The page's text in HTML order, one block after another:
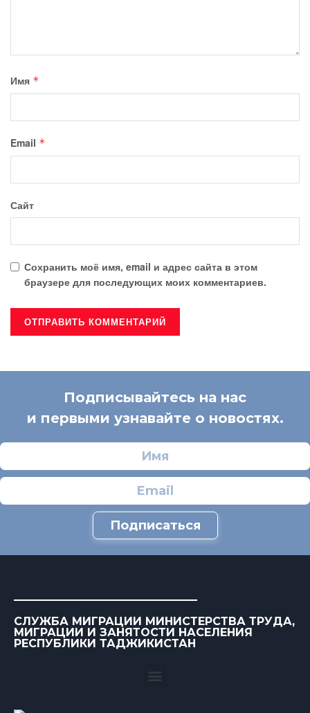
Имя *
Email *
Сайт
Сохранить моё имя, email и адрес сайта в этом
браузере для последующих моих комментариев.
Подписывайтесь на нас
и первыми узнавайте о новостях.
Подписаться
СЛУЖБА МИГРАЦИИ МИНИСТЕРСТВА ТРУДА,
МИГРАЦИИ И ЗАНЯТОСТИ НАСЕЛЕНИЯ
РЕСПУБЛИКИ ТАДЖИКИСТАН